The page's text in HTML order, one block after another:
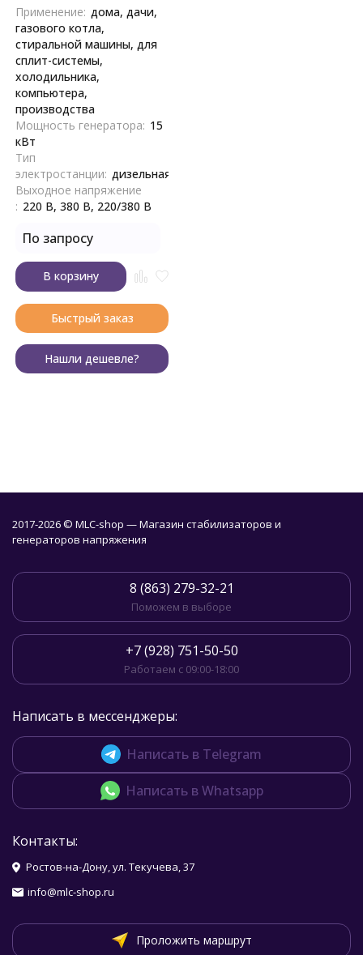
Применение: дома, дачи,
газового котла,
стиральной машины, для
сплит-системы,
холодильника,
компьютера,
производства
Мощность генератора: 15
кВт
Тип
электростанции: дизельная
Выходное напряжение
: 220 В, 380 В, 220/380 В
По запросу
В корзину
Быстрый заказ
Нашли дешевле?
2017-2026 © MLC-shop — Магазин стабилизаторов и
генераторов напряжения
8 (863) 279-32-21
Поможем в выборе
+7 (928) 751-50-50
Работаем с 09:00-18:00
Написать в мессенджеры:
Написать в Telegram
Написать в Whatsapp
Контакты:
Ростов-на-Дону, ул. Текучева, 37
info@mlc-shop.ru
Проложить маршрут